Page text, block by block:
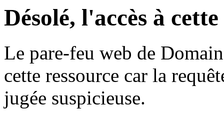
Désolé, l'accès à
Le pare-feu web de
cette ressource car la
jugée suspicieuse.